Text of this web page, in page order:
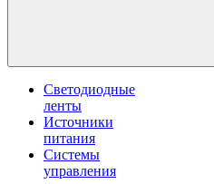
Светодиодные
ленты
Источники
питания
Системы
управления